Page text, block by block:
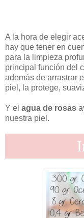
A la hora de elegir
hay que tener en
para la limpieza
principal función del
además de arrastrar
piel, la protege,
Y el agua de rosas
nuestra piel.